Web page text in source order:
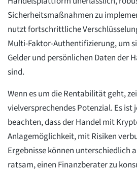
Sicherheitsmaßnahmen zu
nutzt fortschrittliche
Multi-Faktor-Authentifizierung, um
Gelder und persönlichen Daten der
sind.
Wenn es um die Rentabilität geht,
vielversprechendes Potenzial. Es ist
beachten, dass der Handel mit
Anlagemöglichkeit, mit Risiken
Ergebnisse können unterschiedlich
ratsam, einen Finanzberater zu